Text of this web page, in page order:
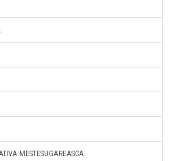
MESTESUGAREASCA